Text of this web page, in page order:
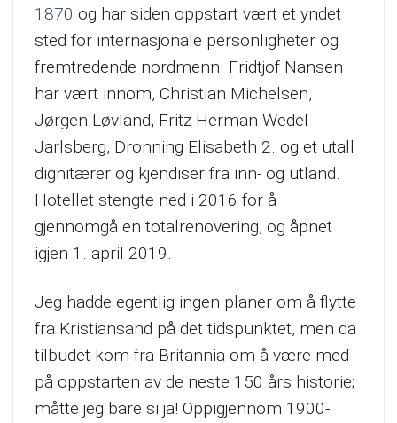
1870 og har siden oppstart vært et yndet
sted for internasjonale personligheter og
fremtredende nordmenn. Fridtjof Nansen
har vært innom, Christian Michelsen,
Jørgen Løvland, Fritz Herman Wedel
Jarlsberg, Dronning Elisabeth 2. og et utall
dignitærer og kjendiser fra inn- og utland.
Hotellet stengte ned i 2016 for å
gjennomgå en totalrenovering, og åpnet
igjen 1. april 2019.
Jeg hadde egentlig ingen planer om å flytte
fra Kristiansand på det tidspunktet, men da
tilbudet kom fra Britannia om å være med
på oppstarten av de neste 150 års historie;
måtte jeg bare si ja! Oppigjennom 1900-